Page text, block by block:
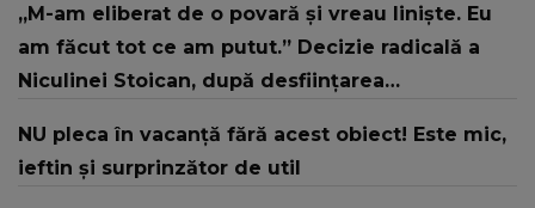
„M-am eliberat de o povară și vreau liniște. Eu
am făcut tot ce am putut.” Decizie radicală a
Niculinei Stoican, după desființarea
NU pleca în vacanță fără acest obiect! Este mic,
ieftin și surprinzător de util